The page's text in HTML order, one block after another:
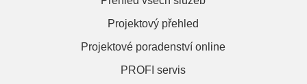
Projektový přehled
Projektové poradenství online
PROFI servis